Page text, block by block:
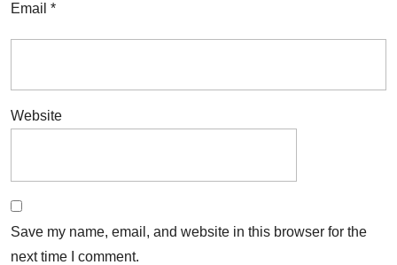
Email *
Website
Save my name, email, and website in this browser for the
next time I comment.